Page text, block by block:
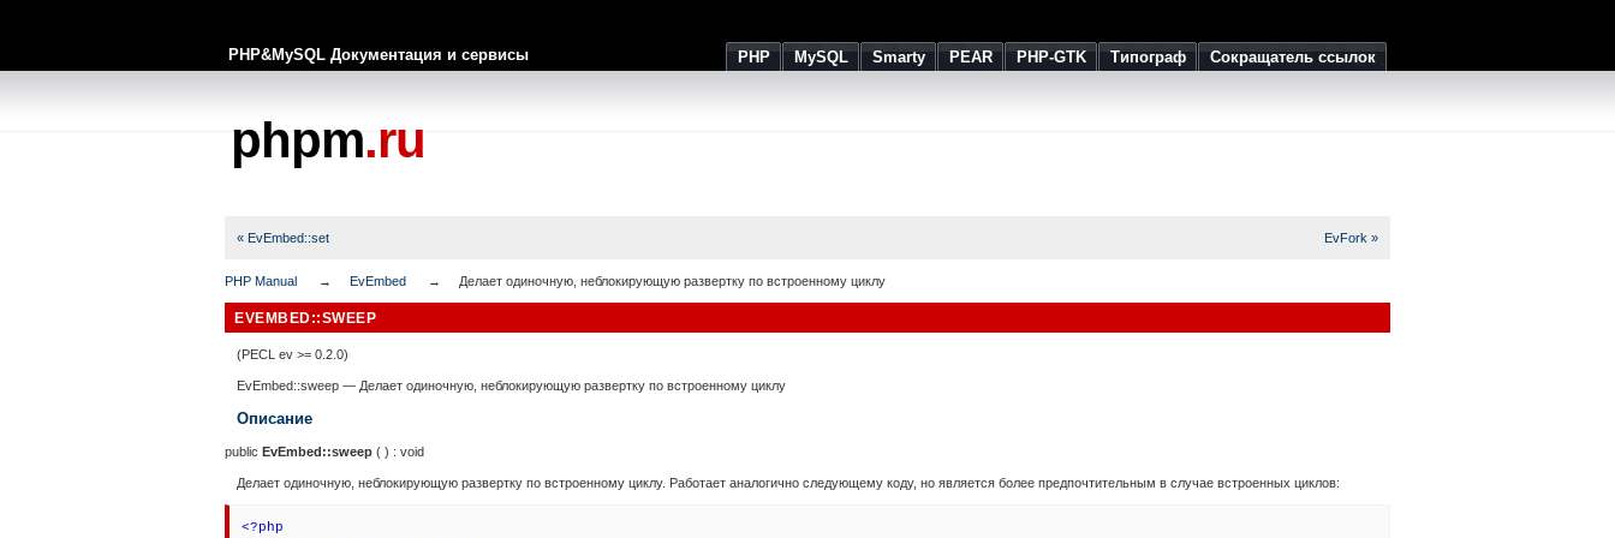
PHP&MySQL Документация и сервисы PHP MySQL Smarty PEAR PHP-GTK Типограф Сокращатель ссылок
phpm.ru
« EvEmbed::set EvFork »
PHP Manual EvEmbed Делает одиночную, неблокирующую развертку по встроенному циклу
EVEMBED::SWEEP
(PECL ev >= 0.2.0)
EvEmbed::sweep — Делает одиночную, неблокирующую развертку по встроенному циклу
Описание
public EvEmbed::sweep ( ) : void
Делает одиночную, неблокирующую развертку по встроенному циклу. Работает аналогично следующему коду, но является более предпочтительным в случае встроенных циклов:
<?php